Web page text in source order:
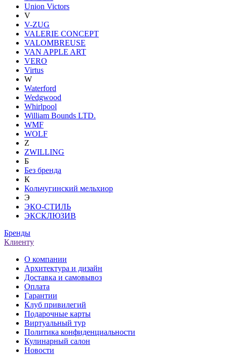
Union Victors
V
V-ZUG
VALERIE CONCEPT
VALOMBREUSE
VAN APPLE ART
VERO
Virtus
W
Waterford
Wedgwood
Whirlpool
William Bounds LTD.
WMF
WOLF
Z
ZWILLING
Б
Без бренда
К
Кольчугинский мельхиор
Э
ЭКО-СТИЛЬ
ЭКСКЛЮЗИВ
Бренды
Клиенту
О компании
Архитектура и дизайн
Доставка и самовывоз
Оплата
Гарантии
Клуб привилегий
Подарочные карты
Виртуальный тур
Политика конфиденциальности
Кулинарный салон
Новости